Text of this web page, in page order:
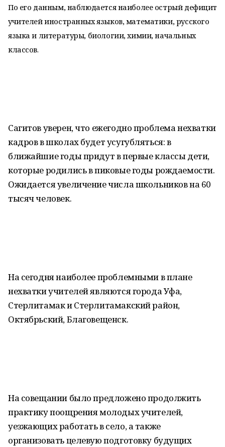
По его данным, наблюдается наиболее острый дефицит
учителей иностранных языков, математики, русского
языка и литературы, биологии, химии, начальных
классов.
Сагитов уверен, что ежегодно проблема нехватки
кадров в школах будет усугубляться: в
ближайшие годы придут в первые классы дети,
которые родились в пиковые годы рождаемости.
Ожидается увеличение числа школьников на 60
тысяч человек.
На сегодня наиболее проблемными в плане
нехватки учителей являются города Уфа,
Стерлитамак и Стерлитамакский район,
Октябрьский, Благовещенск.
На совещании было предложено продолжить
практику поощрения молодых учителей,
уезжающих работать в село, а также
организовать целевую подготовку будущих